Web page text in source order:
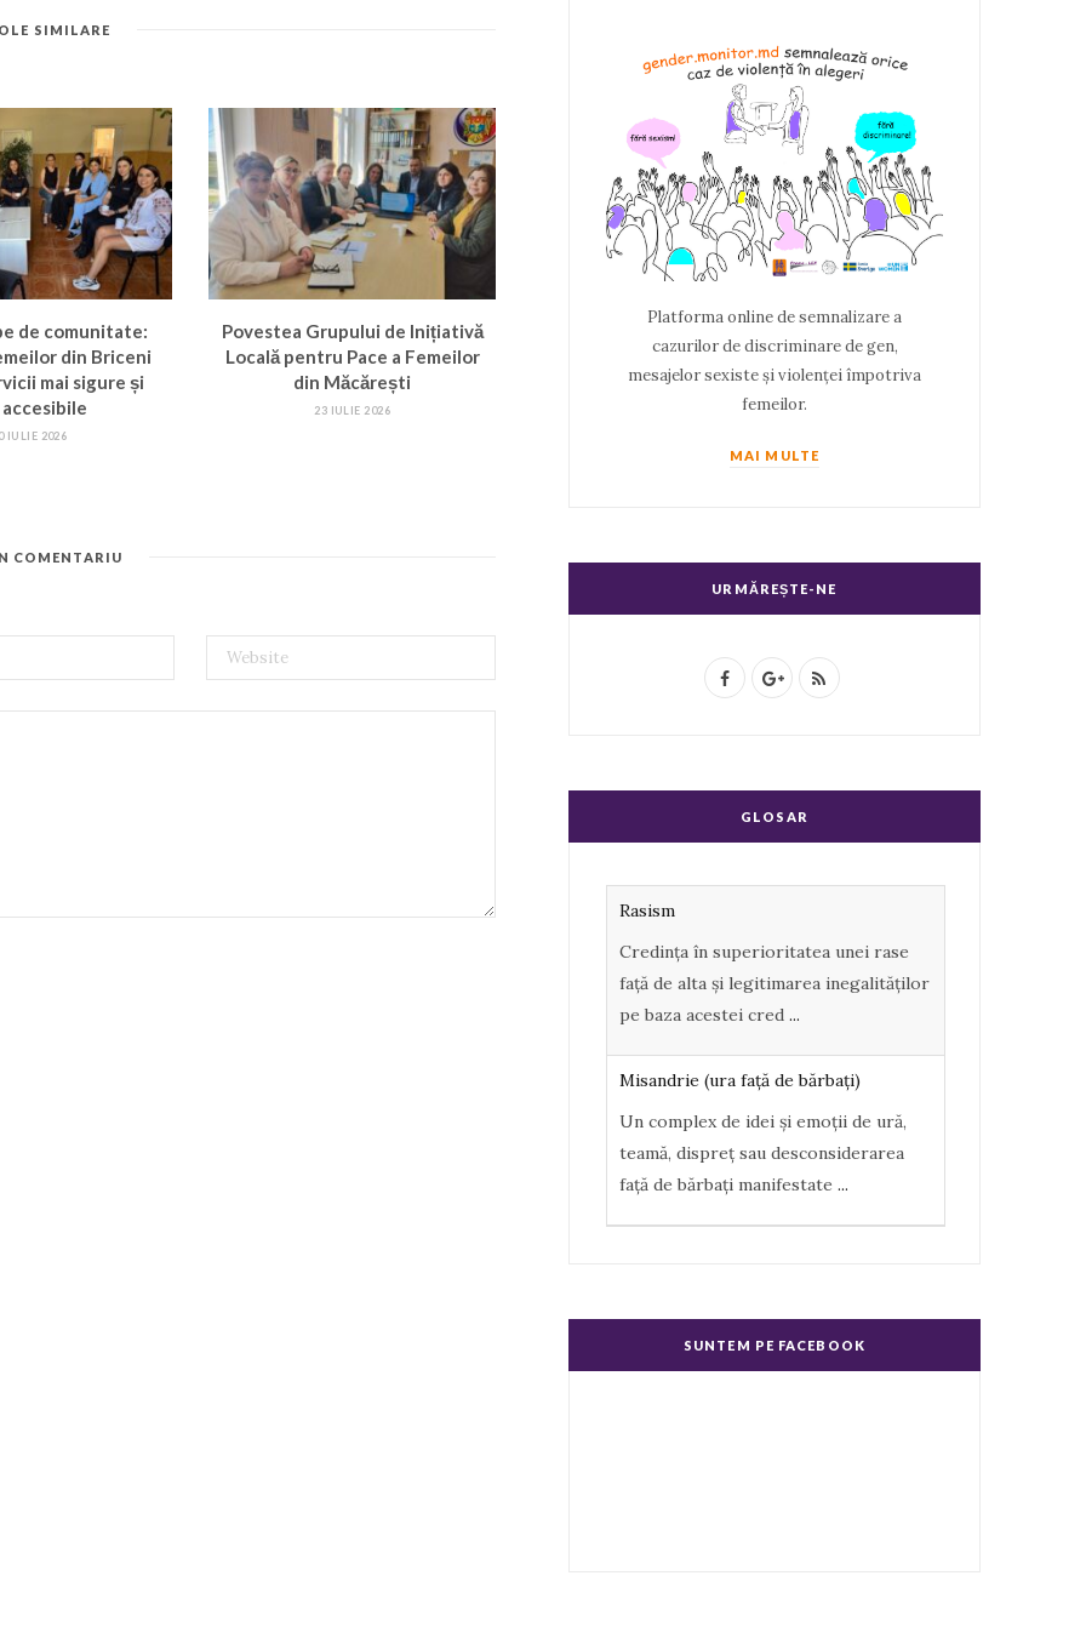
SIMILARE
de comunitate:
din Briceni
mai sigure și
accesibile
IULIE 2026
Povestea Grupului de Inițiativă
Locală pentru Pace a Femeilor
din Măcărești
23 IULIE 2026
COMENTARIU
Platforma online de semnalizare a
cazurilor de discriminare de gen,
mesajelor sexiste și violenței împotriva
femeilor.
MAI MULTE
URMĂREȘTE-NE
F
b
o
k
G
l
e
u
R
GLOSAR
Rasism
Credința în superioritatea unei rase
față de alta și legitimarea inegalităților
pe baza acestei cred ...
Misandrie (ura faţă de bărbaţi)
Un complex de idei şi emoţii de ură,
teamă, dispreţ sau desconsiderarea
faţă de bărbaţi manifestate ...
ură, dispreţ manifestate de bărbaţi faţă
de femei în genere. ...
SUNTEM PE FACEBOOK